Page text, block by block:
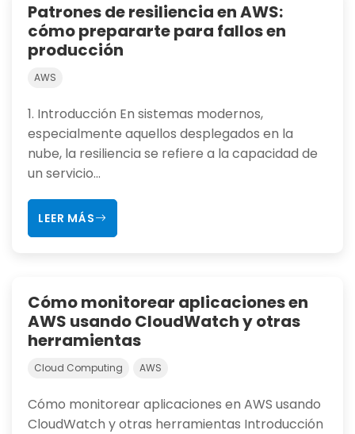
Patrones de resiliencia en AWS:
cómo prepararte para fallos en
producción
AWS
1. Introducción En sistemas modernos,
especialmente aquellos desplegados en la
nube, la resiliencia se refiere a la capacidad de
un servicio...
LEER MÁS
Cómo monitorear aplicaciones en
AWS usando CloudWatch y otras
herramientas
Cloud Computing AWS
Cómo monitorear aplicaciones en AWS usando
CloudWatch y otras herramientas Introducción